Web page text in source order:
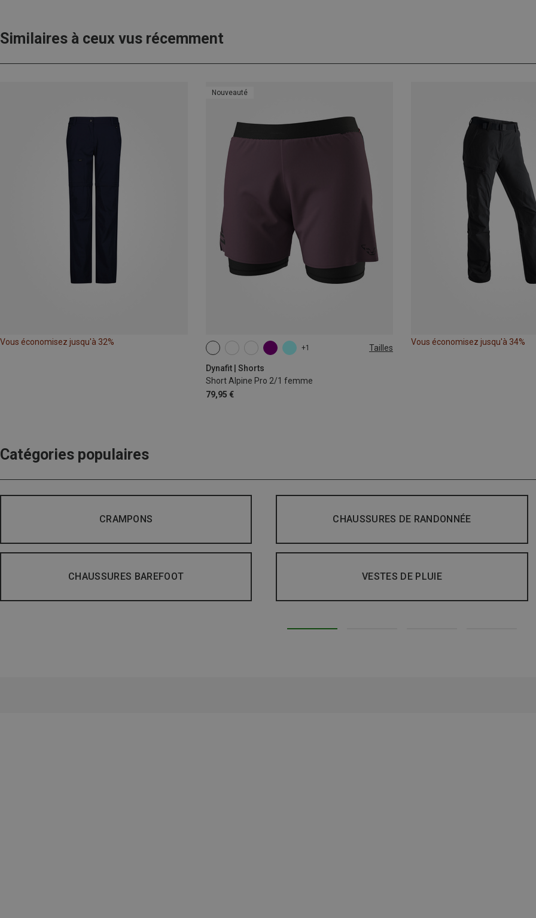
Similaires à ceux vus récemment
Vous économisez jusqu'à 32%
Nouveauté
+1 Tailles
Dynafit | Shorts
Short Alpine Pro 2/1 femme
79,95 €
XS S M XL
Vous économisez jusqu'à 34%
Catégories populaires
CRAMPONS CHAUSSURES DE RANDONNÉE
CHAUSSURES BAREFOOT VESTES DE PLUIE